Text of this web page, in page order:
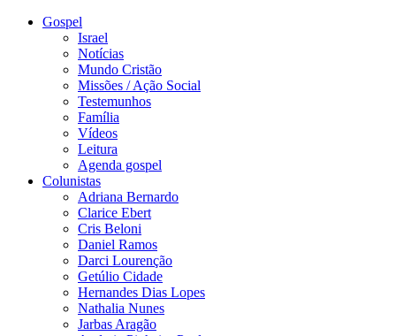
Gospel
Israel
Notícias
Mundo Cristão
Missões / Ação Social
Testemunhos
Família
Vídeos
Leitura
Agenda gospel
Colunistas
Adriana Bernardo
Clarice Ebert
Cris Beloni
Daniel Ramos
Darci Lourenção
Getúlio Cidade
Hernandes Dias Lopes
Nathalia Nunes
Jarbas Aragão